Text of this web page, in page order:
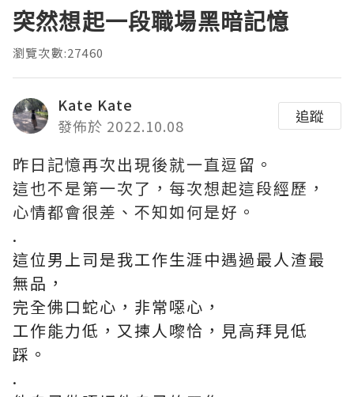
突然想起一段職場黑暗記憶
瀏覽次數:27460
Kate Kate
發佈於 2022.10.08
追蹤
昨日記憶再次出現後就一直逗留。
這也不是第一次了，每次想起這段經歷，
心情都會很差、不知如何是好。
.
這位男上司是我工作生涯中遇過最人渣最
無品，
完全佛口蛇心，非常噁心，
工作能力低，又揀人嚟恰，見高拜見低
踩。
.